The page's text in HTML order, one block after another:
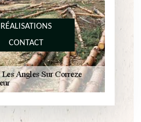
RÉALISATIONS
CONTACT